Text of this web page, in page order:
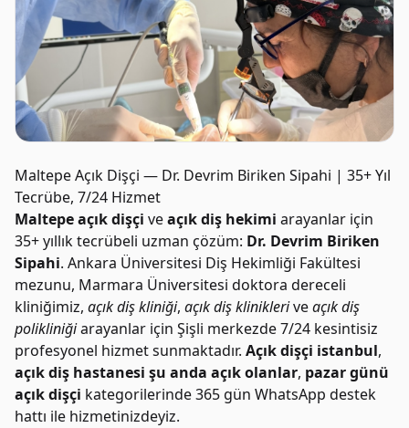
Maltepe Açık Dişçi — Dr. Devrim Biriken Sipahi | 35+ Yıl
Tecrübe, 7/24 Hizmet
Maltepe açık dişçi veaçık diş hekimi arayanlar için
35+ yıllık tecrübeli uzman çözüm: Dr. Devrim Biriken
Sipahi. Ankara Üniversitesi Diş Hekimliği Fakültesi
mezunu, Marmara Üniversitesi doktora dereceli
kliniğimiz, açık diş kliniği, açık diş klinikleriveaçık diş
polikliniğiarayanlar için Şişli merkezde 7/24 kesintisiz
profesyonel hizmet sunmaktadır. Açık dişçi istanbul,
açık diş hastanesi şu anda açık olanlar, pazar günü
açık dişçi kategorilerinde 365 gün WhatsApp destek
hattı ile hizmetinizdeyiz.